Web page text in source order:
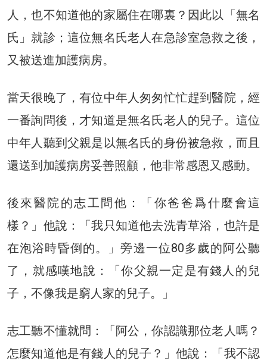
人，也不知道他的家屬住在哪裏？因此以「無名
氏」就診；這位無名氏老人在急診室急救之後，
又被送進加護病房。
當天很晚了，有位中年人匆匆忙忙趕到醫院，經
一番詢問後，才知道是無名氏老人的兒子。這位
中年人聽到父親是以無名氏的身份被急救，而且
還送到加護病房妥善照顧，他非常感恩又感動。
後來醫院的志工問他：「你爸爸爲什麼會這
樣？」他說：「我只知道他去洗青草浴，也許是
在泡浴時昏倒的。」旁邊一位80多歲的阿公聽
了，就感嘆地說：「你父親一定是有錢人的兒
子，不像我是窮人家的兒子。」
志工聽不懂就問：「阿公，你認識那位老人嗎？
怎麼知道他是有錢人的兒子？」他說：「我不認